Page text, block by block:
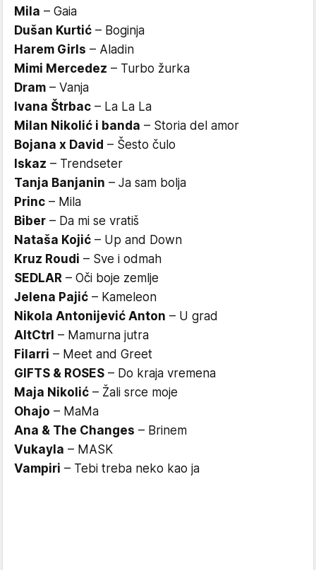
Mila – Gaia
Dušan Kurtić – Boginja
Harem Girls – Aladin
Mimi Mercedez – Turbo žurka
Dram – Vanja
Ivana Štrbac – La La La
Milan Nikolić i banda – Storia del amor
Bojana x David – Šesto čulo
Iskaz – Trendseter
Tanja Banjanin – Ja sam bolja
Princ – Mila
Biber – Da mi se vratiš
Nataša Kojić – Up and Down
Kruz Roudi – Sve i odmah
SEDLAR – Oči boje zemlje
Jelena Pajić – Kameleon
Nikola Antonijević Anton – U grad
AltCtrl – Mamurna jutra
Filarri – Meet and Greet
GIFTS & ROSES – Do kraja vremena
Maja Nikolić – Žali srce moje
Ohajo – MaMa
Ana & The Changes – Brinem
Vukayla – MASK
Vampiri – Tebi treba neko kao ja